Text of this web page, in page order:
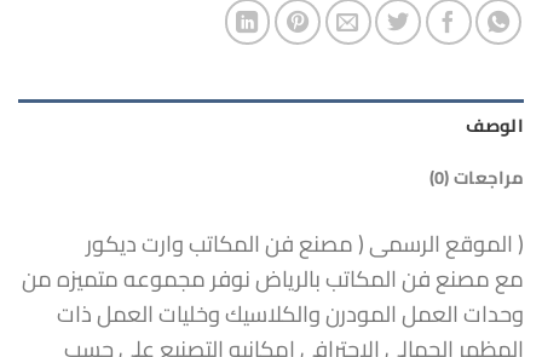
الوصف
مراجعات (0)
( الموقع الرسمى ( مصنع فن المكاتب وارت ديكور
مع مصنع فن المكاتب بالرياض نوفر مجموعه متميزه من
وحدات العمل المودرن والكلاسيك وخليات العمل ذات